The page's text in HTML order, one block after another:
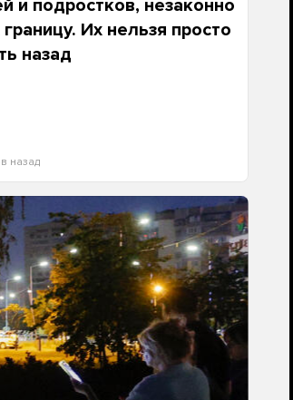
и подростков, незаконно
Их нельзя просто
назад
назад